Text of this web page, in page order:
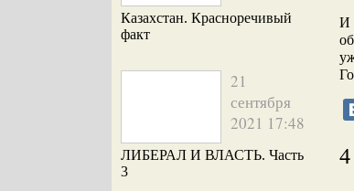
Казахстан. Красноречивый
факт
21
сентября
2021 17:48
ЛИБЕРАЛ И ВЛАСТЬ. Часть
3
И